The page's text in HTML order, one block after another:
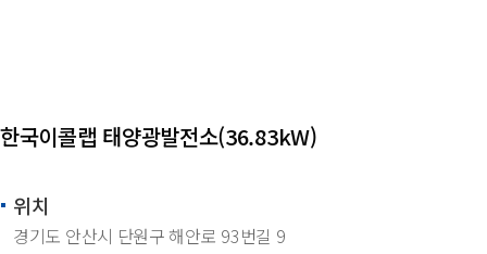
한국이콜랩 태양광발전소(36.83kW)
위치
경기도 안산시 단원구 해안로 93번길 9